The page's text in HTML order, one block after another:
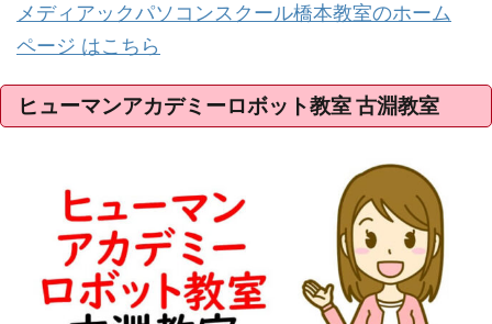
メディアックパソコンスクール橋本教室のホーム
ページ はこちら
ヒューマンアカデミーロボット教室 古淵教室